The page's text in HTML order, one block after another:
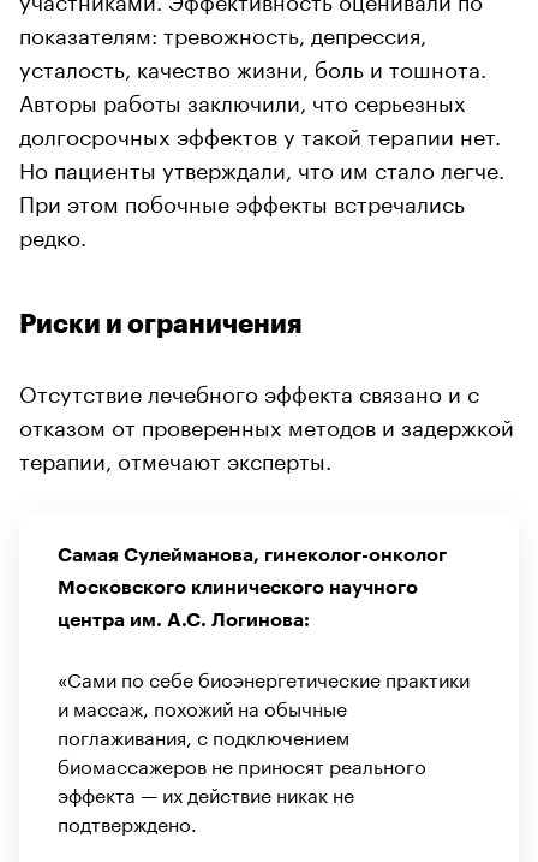
показателям: тревожность, депрессия,
усталость, качество жизни, боль и тошнота.
Авторы работы заключили, что серьезных
долгосрочных эффектов у такой терапии нет.
Но пациенты утверждали, что им стало легче.
При этом побочные эффекты встречались
редко.
Риски и ограничения
Отсутствие лечебного эффекта связано и с
отказом от проверенных методов и задержкой
терапии, отмечают эксперты.
Самая Сулейманова, гинеколог-онколог
Московского клинического научного
центра им. А.С. Логинова:
«Сами по себе биоэнергетические практики
и массаж, похожий на обычные
поглаживания, с подключением
биомассажеров не приносят реального
эффекта — их действие никак не
подтверждено.